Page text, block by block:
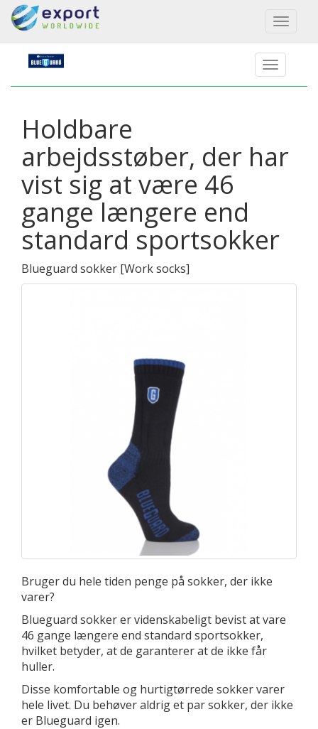
Toggle
Holdbare
arbejdsstøber, der har
vist sig at være 46
gange længere end
standard sportsokker
Blueguard sokker [Work socks]
Bruger du hele tiden penge på sokker, der ikke
varer?
Blueguard sokker er videnskabeligt bevist at vare
46 gange længere end standard sportsokker,
hvilket betyder, at de garanterer at de ikke får
huller.
Disse komfortable og hurtigtørrede sokker varer
hele livet. Du behøver aldrig et par sokker, der ikke
er Blueguard igen.